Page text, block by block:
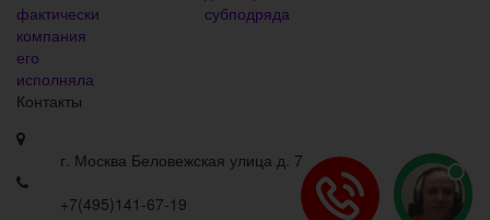
Контакты
г. Москва Беловежская улица д. 7
+7(495)141-67-19